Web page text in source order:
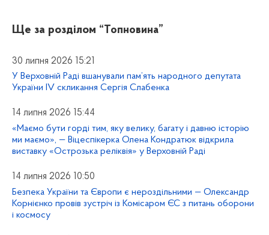
Ще за розділом “Топновина”
30 липня 2026 15:21
У Верховній Раді вшанували пам’ять народного депутата
України IV скликання Сергія Слабенка
14 липня 2026 15:44
«Маємо бути горді тим, яку велику, багату і давню історію
ми маємо», — Віцеспікерка Олена Кондратюк відкрила
виставку «Острозька реліквія» у Верховній Раді
14 липня 2026 10:50
Безпека України та Європи є нероздільними — Олександр
Корнієнко провів зустріч із Комісаром ЄС з питань оборони
і космосу